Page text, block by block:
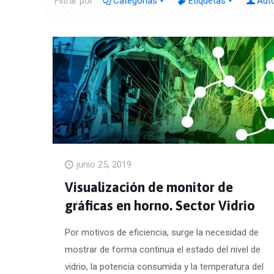
junio 25, 2019
Visualización de monitor de
gráficas en horno. Sector Vidrio
Por motivos de eficiencia, surge la necesidad de
mostrar de forma continua el estado del nivel de
vidrio, la potencia consumida y la temperatura del